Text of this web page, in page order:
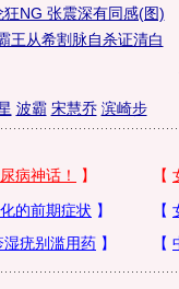
NG 张震深有同感(图)
王从希割脉自杀证清白
波霸 宋慧乔 滨崎步